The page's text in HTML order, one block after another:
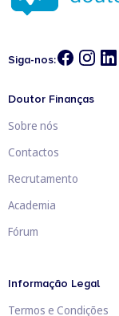
Siga-nos:
Doutor Finanças
Sobre nós
Contactos
Recrutamento
Academia
Fórum
Informação Legal
Termos e Condições